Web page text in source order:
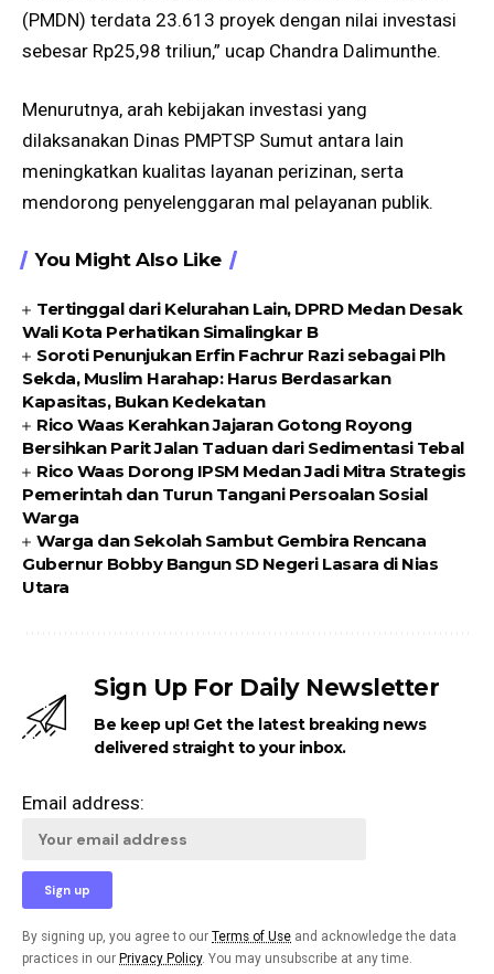
(PMDN) terdata 23.613 proyek dengan nilai investasi
sebesar Rp25,98 triliun,” ucap Chandra Dalimunthe.
Menurutnya, arah kebijakan investasi yang
dilaksanakan Dinas PMPTSP Sumut antara lain
meningkatkan kualitas layanan perizinan, serta
mendorong penyelenggaran mal pelayanan publik.
You Might Also Like
Tertinggal dari Kelurahan Lain, DPRD Medan Desak
Wali Kota Perhatikan Simalingkar B
Soroti Penunjukan Erfin Fachrur Razi sebagai Plh
Sekda, Muslim Harahap: Harus Berdasarkan
Kapasitas, Bukan Kedekatan
Rico Waas Kerahkan Jajaran Gotong Royong
Bersihkan Parit Jalan Taduan dari Sedimentasi Tebal
Rico Waas Dorong IPSM Medan Jadi Mitra Strategis
Pemerintah dan Turun Tangani Persoalan Sosial
Warga
Warga dan Sekolah Sambut Gembira Rencana
Gubernur Bobby Bangun SD Negeri Lasara di Nias
Utara
Sign Up For Daily Newsletter
Be keep up! Get the latest breaking news
delivered straight to your inbox.
Email address:
By signing up, you agree to our Terms of Use and acknowledge the data
practices in our Privacy Policy. You may unsubscribe at any time.